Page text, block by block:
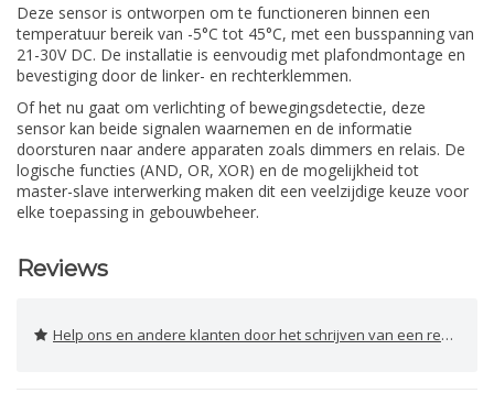
Deze sensor is ontworpen om te functioneren binnen een
temperatuur bereik van -5°C tot 45°C, met een busspanning van
21-30V DC. De installatie is eenvoudig met plafondmontage en
bevestiging door de linker- en rechterklemmen.
Of het nu gaat om verlichting of bewegingsdetectie, deze
sensor kan beide signalen waarnemen en de informatie
doorsturen naar andere apparaten zoals dimmers en relais. De
logische functies (AND, OR, XOR) en de mogelijkheid tot
master-slave interwerking maken dit een veelzijdige keuze voor
elke toepassing in gebouwbeheer.
Reviews
Help ons en andere klanten door het schrijven van een review